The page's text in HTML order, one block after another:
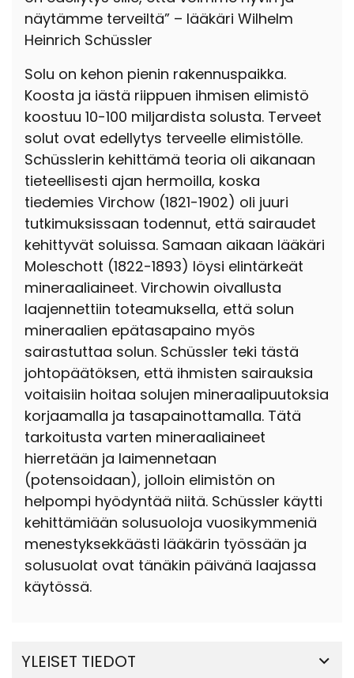
näytämme terveiltä” – lääkäri Wilhelm
Heinrich Schüssler
Solu on kehon pienin rakennuspaikka.
Koosta ja iästä riippuen ihmisen elimistö
koostuu 10-100 miljardista solusta. Terveet
solut ovat edellytys terveelle elimistölle.
Schüsslerin kehittämä teoria oli aikanaan
tieteellisesti ajan hermoilla, koska
tiedemies Virchow (1821-1902) oli juuri
tutkimuksissaan todennut, että sairaudet
kehittyvät soluissa. Samaan aikaan lääkäri
Moleschott (1822-1893) löysi elintärkeät
mineraaliaineet. Virchowin oivallusta
laajennettiin toteamuksella, että solun
mineraalien epätasapaino myös
sairastuttaa solun. Schüssler teki tästä
johtopäätöksen, että ihmisten sairauksia
voitaisiin hoitaa solujen mineraalipuutoksia
korjaamalla ja tasapainottamalla. Tätä
tarkoitusta varten mineraaliaineet
hierretään ja laimennetaan
(potensoidaan), jolloin elimistön on
helpompi hyödyntää niitä. Schüssler käytti
kehittämiään solusuoloja vuosikymmeniä
menestyksekkäästi lääkärin työssään ja
solusuolat ovat tänäkin päivänä laajassa
käytössä.
YLEISET TIEDOT